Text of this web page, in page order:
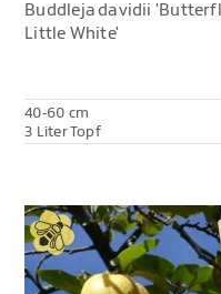
Buddleja davidii
Little White'
40-60 cm
3 Liter Topf